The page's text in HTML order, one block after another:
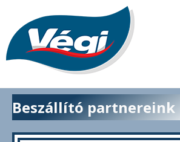
content
Beszállító partnereink